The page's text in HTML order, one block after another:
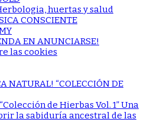
huertas y salud
CONSCIENTE
EN ANUNCIARSE!
las cookies
NATURAL! “COLECCIÓN DE
de Hierbas Vol. 1” Una
la sabiduría ancestral de las